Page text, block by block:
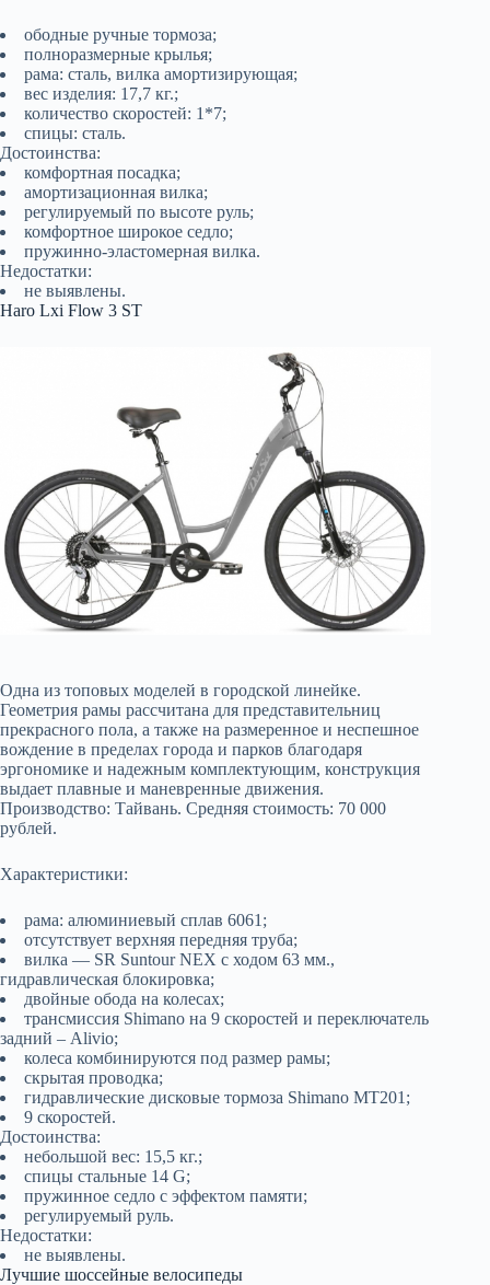
ободные ручные тормоза;
полноразмерные крылья;
рама: сталь, вилка амортизирующая;
вес изделия: 17,7 кг.;
количество скоростей: 1*7;
спицы: сталь.
Достоинства:
комфортная посадка;
амортизационная вилка;
регулируемый по высоте руль;
комфортное широкое седло;
пружинно-эластомерная вилка.
Недостатки:
не выявлены.
Haro Lxi Flow 3 ST
Одна из топовых моделей в городской линейке.
Геометрия рамы рассчитана для представительниц
прекрасного пола, а также на размеренное и неспешное
вождение в пределах города и парков благодаря
эргономике и надежным комплектующим, конструкция
выдает плавные и маневренные движения.
Производство: Тайвань. Средняя стоимость: 70 000
рублей.
Характеристики:
рама: алюминиевый сплав 6061;
отсутствует верхняя передняя труба;
вилка — SR Suntour NEX с ходом 63 мм.,
гидравлическая блокировка;
двойные обода на колесах;
трансмиссия Shimano на 9 скоростей и переключатель
задний – Alivio;
колеса комбинируются под размер рамы;
скрытая проводка;
гидравлические дисковые тормоза Shimano MT201;
9 скоростей.
Достоинства:
небольшой вес: 15,5 кг.;
спицы стальные 14 G;
пружинное седло с эффектом памяти;
регулируемый руль.
Недостатки:
не выявлены.
Лучшие шоссейные велосипеды